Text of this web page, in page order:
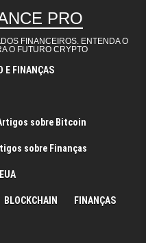
PRO
FINANCEIROS. ENTENDA O
O FUTURO CRYPTO
E FINANÇAS
sobre Bitcoin
sobre Finanças
BLOCKCHAIN FINANÇAS